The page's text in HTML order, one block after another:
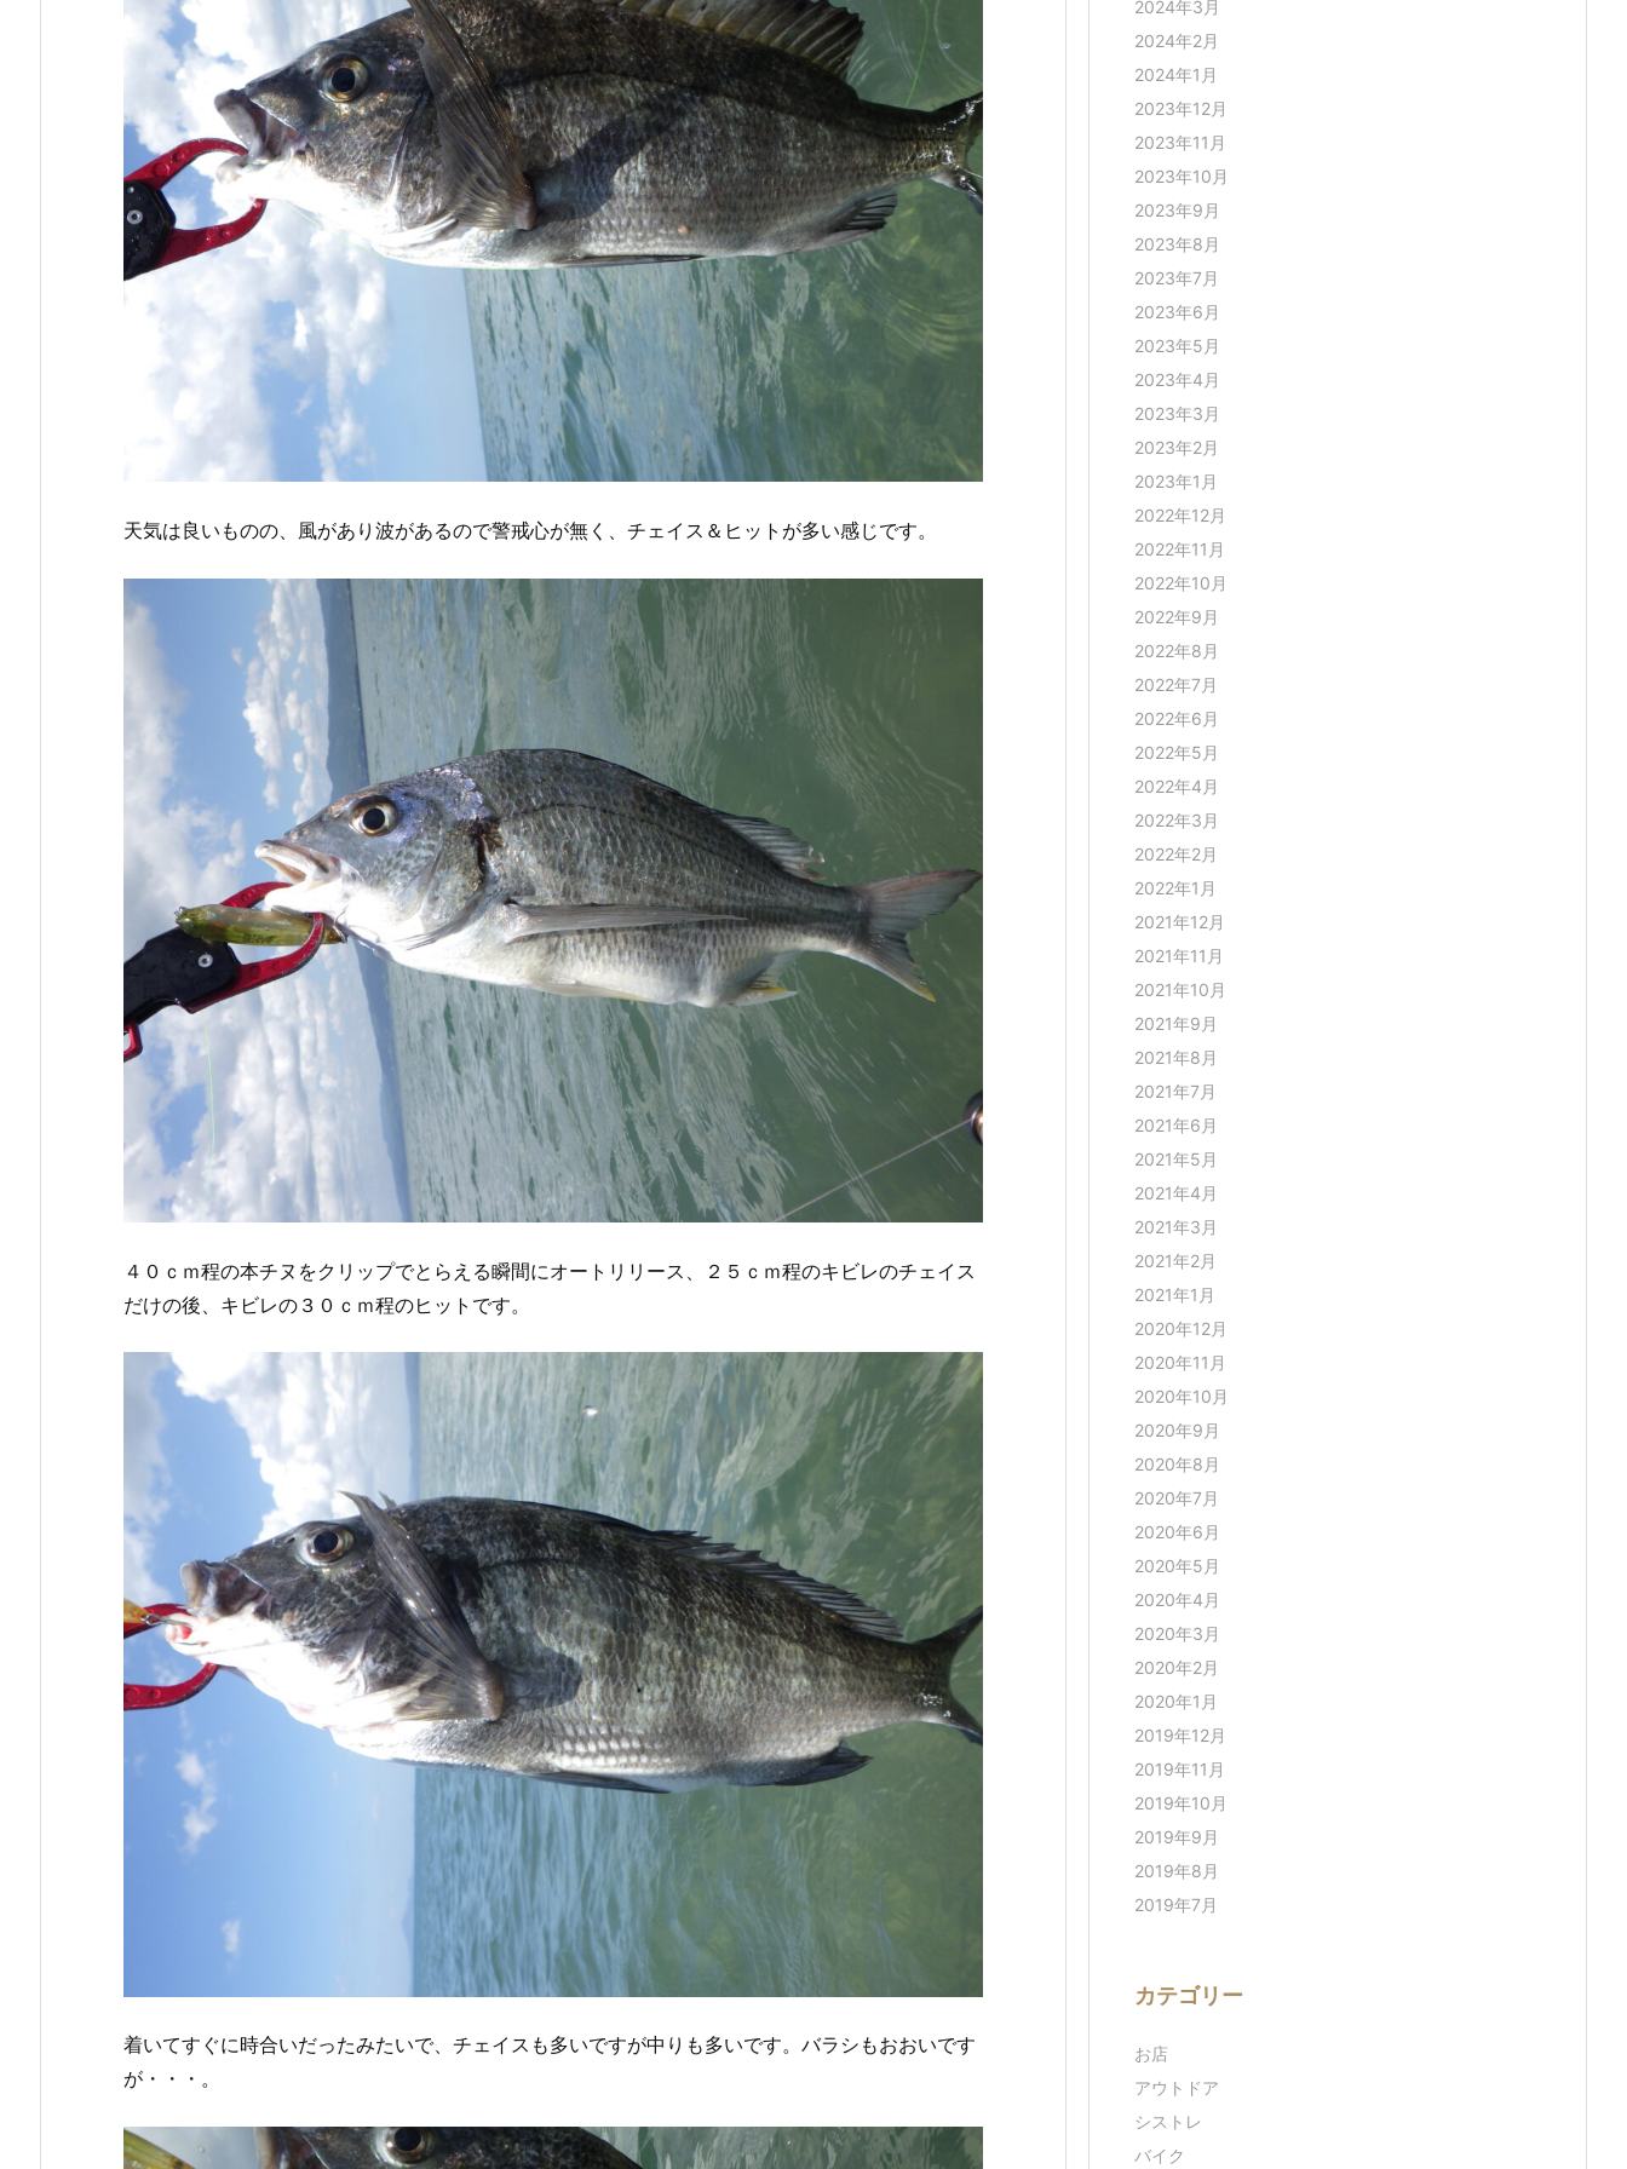
天気は良いものの、風があり波があるので警戒心が無く、チェイス＆ヒットが多い感じです。
４０ｃｍ程の本チヌをクリップでとらえる瞬間にオートリリース、２５ｃｍ程のキビレのチェイス
だけの後、キビレの３０ｃｍ程のヒットです。
着いてすぐに時合いだったみたいで、チェイスも多いですが中りも多いです。バラシもおおいです
が・・・。
2024年3月
2024年2月
2024年1月
2023年12月
2023年11月
2023年10月
2023年9月
2023年8月
2023年7月
2023年6月
2023年5月
2023年4月
2023年3月
2023年2月
2023年1月
2022年12月
2022年11月
2022年10月
2022年9月
2022年8月
2022年7月
2022年6月
2022年5月
2022年4月
2022年3月
2022年2月
2022年1月
2021年12月
2021年11月
2021年10月
2021年9月
2021年8月
2021年7月
2021年6月
2021年5月
2021年4月
2021年3月
2021年2月
2021年1月
2020年12月
2020年11月
2020年10月
2020年9月
2020年8月
2020年7月
2020年6月
2020年5月
2020年4月
2020年3月
2020年2月
2020年1月
2019年12月
2019年11月
2019年10月
2019年9月
2019年8月
2019年7月
カテゴリー
お店
アウトドア
シストレ
バイク